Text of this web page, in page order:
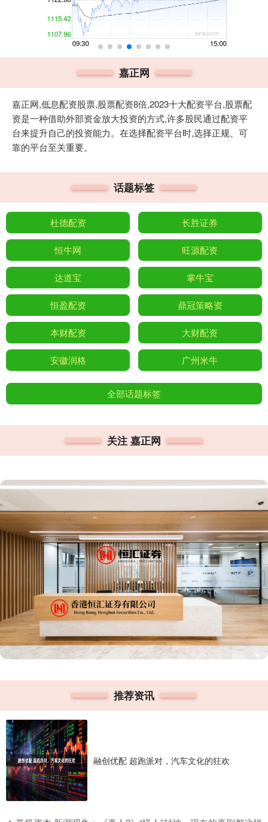
嘉正网
嘉正网,低息配资股票,股票配资8倍,2023十大配资平台,股票配
资是一种借助外部资金放大投资的方式,许多股民通过配资平
台来提升自己的投资能力。在选择配资平台时,选择正规、可
靠的平台至关重要。
话题标签
杜德配资 长胜证券
恒牛网 旺源配资
达道宝 掌牛宝
恒盈配资 鼎冠策略资
本财配资 大财配资
安徽润格 广州米牛
全部话题标签
关注 嘉正网
推荐资讯
融创优配 超跑派对，汽车文化的狂欢